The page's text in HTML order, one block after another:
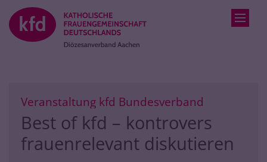
Zum Inhalt springen
Veranstaltung kfd Bundesverband
Best of kfd – kontrovers
frauenrelevant diskutieren